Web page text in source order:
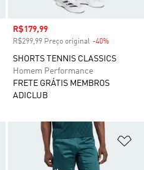
Preço com desconto
R$179,99
R$299,99 Preço original -40%
SHORTS TENNIS CLASSICS
Homem Performance
FRETE GRÁTIS MEMBROS
ADICLUB
Adicionar à Lista de Desejos